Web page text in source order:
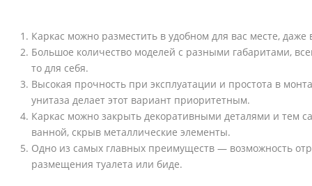
Каркас можно разместить в удобном для вас месте, даже
Большое количество моделей с разными габаритами,
то для себя.
Высокая прочность при эксплуатации и простота в
унитаза делает этот вариант приоритетным.
Каркас можно закрыть декоративными деталями и тем
ванной, скрыв металлические элементы.
Одно из самых главных преимуществ — возможность
размещения туалета или биде.